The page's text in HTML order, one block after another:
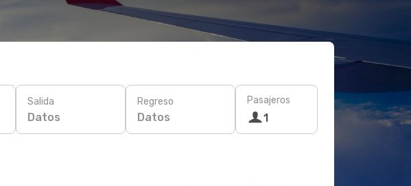
Salida
Datos
Regreso
Datos
Pasajeros
1